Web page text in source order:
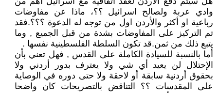
وادي عربة ولصالح اسرائيل ؟؟، ماذا عن مفاوضات
رباعية او أكثر والأردن اول من توجه له الدعوة ؟؟؟.فقد
تم التركيز على المفاوضات بشدة من قبل الجميع , وما
يتبع ذلك من ثمن.قد تكون السلطة الفلسطينية نفسها .
أما بالنسبة للسيادة الكاملة على القدس , فهل تعني بأن
الإحتلال لن يعيد أي شي ولا يعترف بدور أردني ولا
بحقوق أردنية سابقة أو لاحقة ولا حتى دوره في الوصاية
على المقدسات ؟؟ التناقض بالتصريحات كان واضحا